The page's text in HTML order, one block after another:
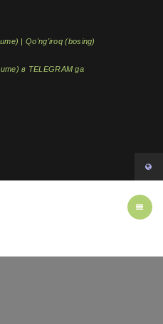
| Qo'ng'iroq (bosing)
в TELEGRAM ga